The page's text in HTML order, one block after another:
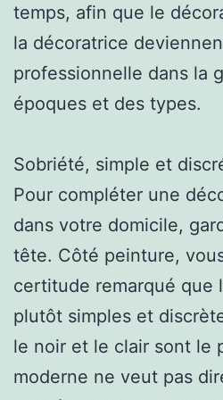
temps, afin que le
la décoratrice
professionnelle dans la
époques et des types.
Sobriété, simple et
Pour compléter une
dans votre domicile,
tête. Côté peinture,
certitude remarqué que
plutôt simples et
le noir et le clair sont le
moderne ne veut pas